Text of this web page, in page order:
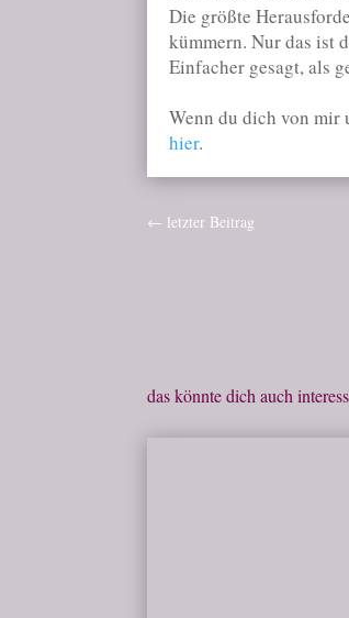
Die größte
kümmern. Nur das ist
Einfacher gesagt, als
Wenn du dich von mir
hier.
← letzter Beitrag
das könnte dich auch